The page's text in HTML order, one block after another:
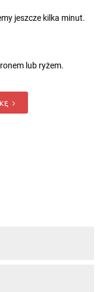
jeszcze kilka minut.
lub ryżem.